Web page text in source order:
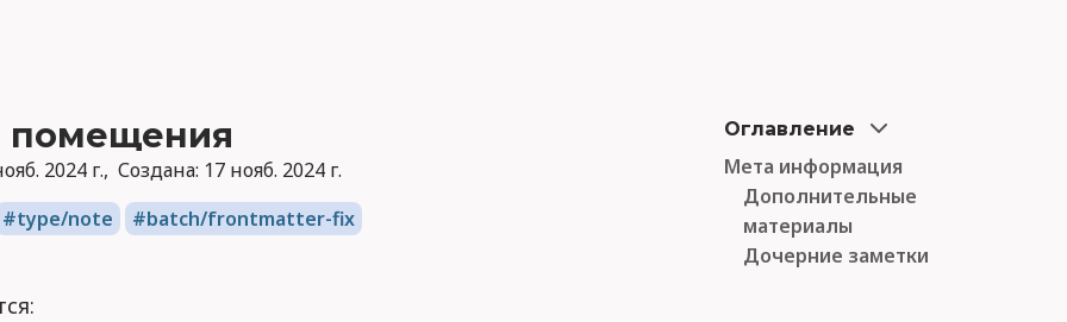
помещения
2024 г. Создана: 17 нояб. 2024 г.
type/note
batch/frontmatter-fix
Оглавление
Мета информация
Дополнительные
материалы
Дочерние заметки